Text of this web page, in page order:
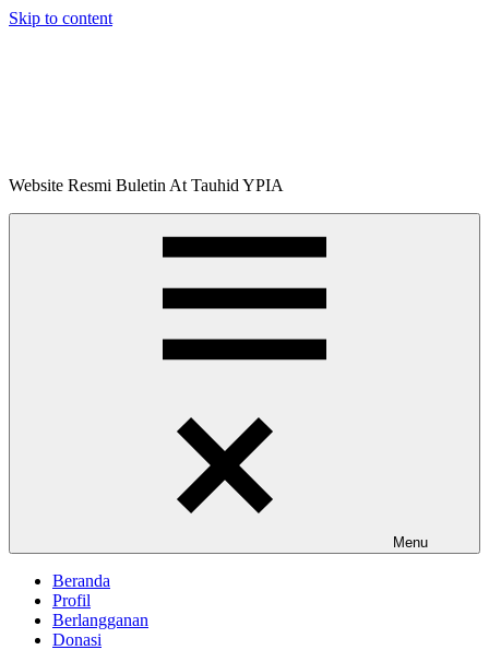
Skip to content
Buletin
Website Resmi Buletin At Tauhid YPIA
Menu
Beranda
Profil
Berlangganan
Donasi